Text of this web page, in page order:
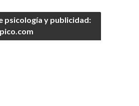
psicología y publicidad: